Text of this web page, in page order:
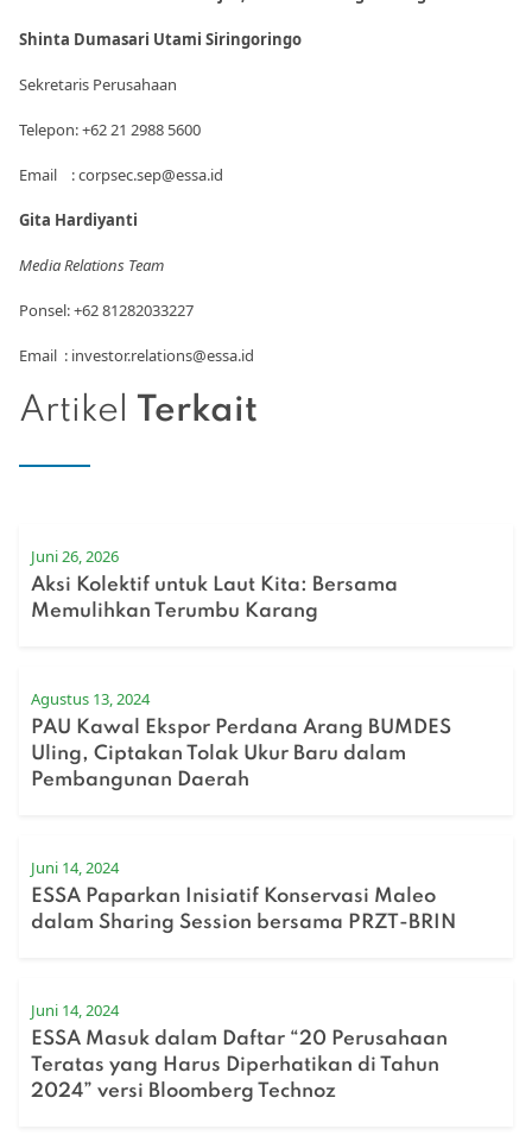
Artikel Terkait
Juni 26, 2026
Aksi Kolektif untuk Laut Kita: Bersama
Memulihkan Terumbu Karang
Agustus 13, 2024
PAU Kawal Ekspor Perdana Arang BUMDES
Uling, Ciptakan Tolak Ukur Baru dalam
Pembangunan Daerah
Juni 14, 2024
ESSA Paparkan Inisiatif Konservasi Maleo
dalam Sharing Session bersama PRZT-BRIN
Juni 14, 2024
ESSA Masuk dalam Daftar “20 Perusahaan
Teratas yang Harus Diperhatikan di Tahun
2024” versi Bloomberg Technoz
Shinta Dumasari Utami Siringoringo
Sekretaris Perusahaan
Telepon: +62 21 2988 5600
Email : corpsec.sep@essa.id
Gita Hardiyanti
Media Relations Team
Ponsel: +62 81282033227
Email : investor.relations@essa.id